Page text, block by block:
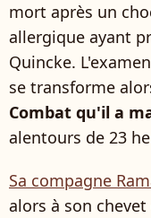
mort après un
allergique ayant
Quincke.
se transforme
Combat qu'il a
alentours de 23
Sa compagne
alors à son